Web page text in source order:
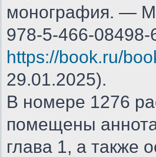
монография. —
978-5-466-
https://book.ru/
29.01.2025).
В номере 1276
помещены
глава 1, а также